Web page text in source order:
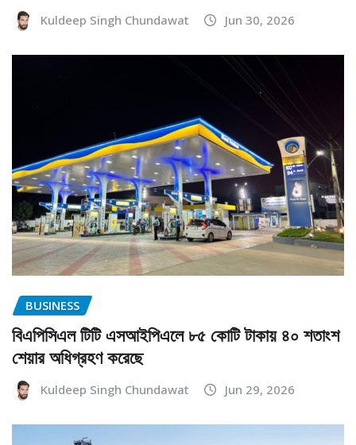
Kuldeep Singh Chundawat Jun 30, 2026
BUSINESS
বিএপিসিএল টিটি এসআইপিএলে ৮৫ কোটি টাকায় ৪০ শতাংশ
শেয়ার অধিগ্রহণ করেছে
Kuldeep Singh Chundawat Jun 29, 2026